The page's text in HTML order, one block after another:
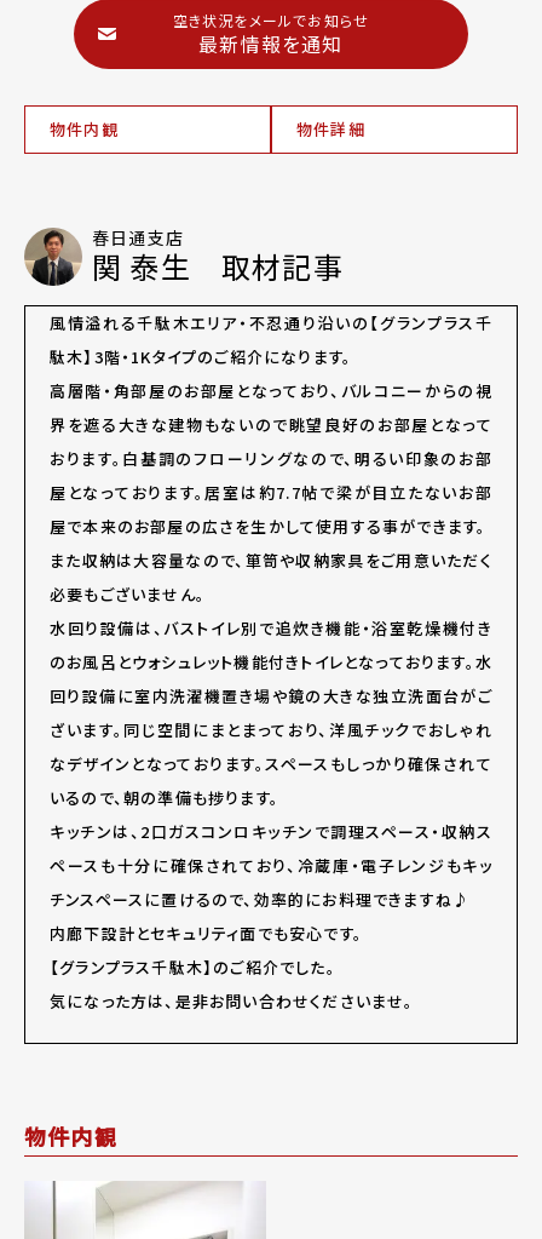
空き状況をメールでお知らせ
最新情報を通知
物件内観 物件詳細
春日通支店
関 泰生 取材記事
風情溢れる千駄木エリア・不忍通り沿いの【グランプラス千
駄木】3階・1Kタイプのご紹介になります。
高層階・角部屋のお部屋となっており、バルコニーからの視
界を遮る大きな建物もないので眺望良好のお部屋となって
おります。白基調のフローリングなので、明るい印象のお部
屋となっております。居室は約7.7帖で梁が目立たないお部
屋で本来のお部屋の広さを生かして使用する事ができます。
また収納は大容量なので、箪笥や収納家具をご用意いただく
必要もございません。
水回り設備は、バストイレ別で追炊き機能・浴室乾燥機付き
のお風呂とウォシュレット機能付きトイレとなっております。水
回り設備に室内洗濯機置き場や鏡の大きな独立洗面台がご
ざいます。同じ空間にまとまっており、洋風チックでおしゃれ
なデザインとなっております。スペースもしっかり確保されて
いるので、朝の準備も捗ります。
キッチンは、2口ガスコンロキッチンで調理スペース・収納ス
ペースも十分に確保されており、冷蔵庫・電子レンジもキッ
チンスペースに置けるので、効率的にお料理できますね♪
内廊下設計とセキュリティ面でも安心です。
【グランプラス千駄木】のご紹介でした。
気になった方は、是非お問い合わせくださいませ。
物件内観